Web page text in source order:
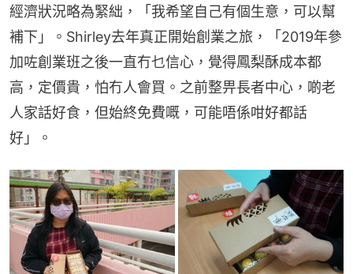
經濟狀況略為緊絀，「我希望自己有個生意，可以幫
補下」。Shirley去年真正開始創業之旅，「2019年參
加咗創業班之後一直冇乜信心，覺得鳳梨酥成本都
高，定價貴，怕冇人會買。之前整畀長者中心，啲老
人家話好食，但始終免費嘅，可能唔係咁好都話
好」。